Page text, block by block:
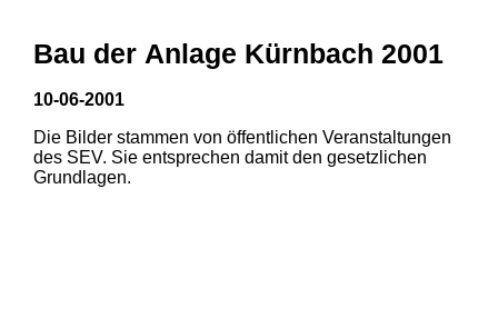
Bau der Anlage Kürnbach 2001
10-06-2001
Die Bilder stammen von öffentlichen Veranstaltungen
des SEV. Sie entsprechen damit den gesetzlichen
Grundlagen.